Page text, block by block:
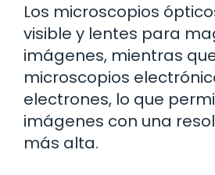
Los microscopios
visible y lentes para
imágenes, mientras
microscopios
electrones, lo que
imágenes con una
más alta.